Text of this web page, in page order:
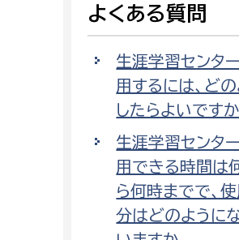
消防課
警防第2課
監査事務局
監査事務局
よくある質問
生涯学習センタ
用するには、ど
したらよいですか
生涯学習センタ
用できる時間は
ら何時までで、
分はどのように